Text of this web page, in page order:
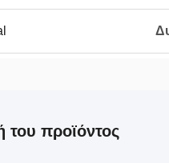
του προϊόντος